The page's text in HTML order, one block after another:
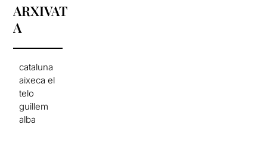
ARXIVAT
A
cataluna
aixeca el
telo
guillem
alba